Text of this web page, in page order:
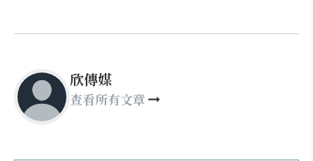
欣傳媒
查看所有文章